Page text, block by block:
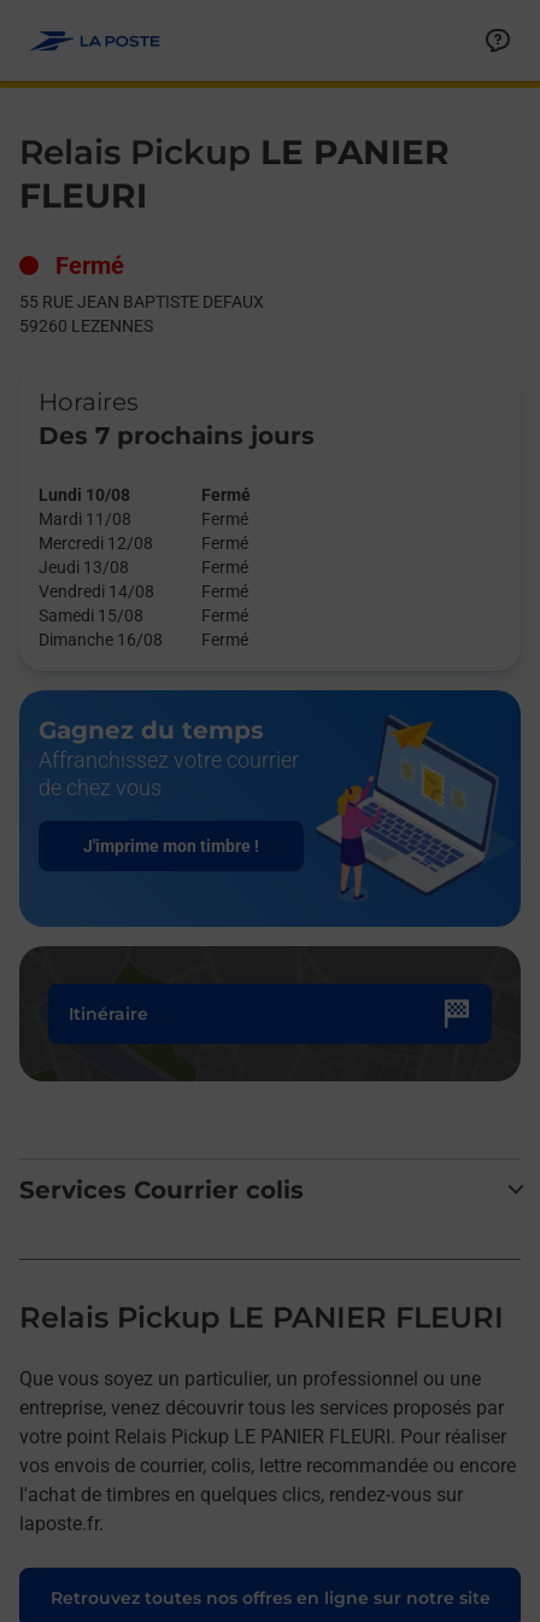
Relais Pickup LE PANIER
FLEURI
Fermé
55 RUE JEAN BAPTISTE DEFAUX
59260 LEZENNES
Horaires
Des 7 prochains jours
Lundi 10/08
Fermé
Mardi 11/08
Fermé
Mercredi 12/08
Fermé
Jeudi 13/08
Fermé
Vendredi 14/08
Fermé
Samedi 15/08
Fermé
Dimanche 16/08
Fermé
Gagnez du temps
Affranchissez votre courrier
de chez vous
J'imprime mon timbre !
Itinéraire
Services Courrier colis
Relais Pickup LE PANIER FLEURI
Que vous soyez un particulier, un professionnel ou une
entreprise, venez découvrir tous les services proposés par
votre point Relais Pickup LE PANIER FLEURI. Pour réaliser
vos envois de courrier, colis, lettre recommandée ou encore
l'achat de timbres en quelques clics, rendez-vous sur
laposte.fr.
Retrouvez toutes nos offres en ligne sur notre site